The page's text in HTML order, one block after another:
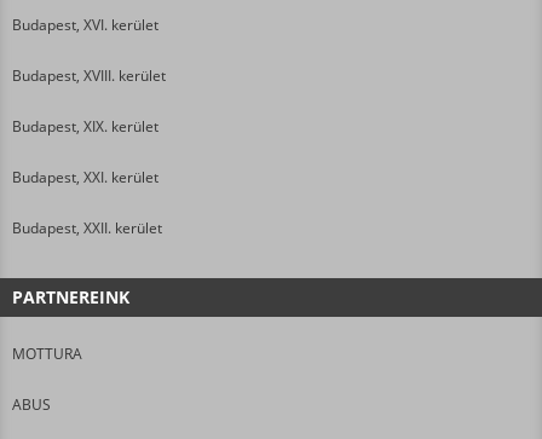
Budapest, XVI. kerület
Budapest, XVIII. kerület
Budapest, XIX. kerület
Budapest, XXI. kerület
Budapest, XXII. kerület
PARTNEREINK
MOTTURA
ABUS